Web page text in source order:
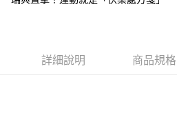
數位商品離島免運
詳細說明 商品規格